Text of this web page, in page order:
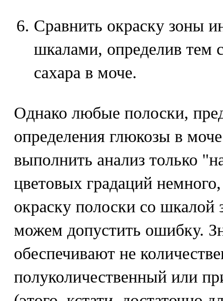
Сравнить окраску зоны
шкалами, определив тем
сахара в моче.
Однако любые полоски,
определения глюкозы в
выполнить анализ только
цветовых градаций
окраску полоски со шкалой
можем допустить ошибку.
обеспечивают не
полуколичественный или